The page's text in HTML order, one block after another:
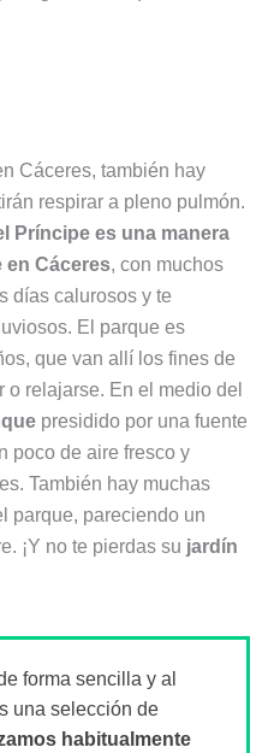
Cáceres, también hay
respirar a pleno pulmón.
Príncipe es una manera
en Cáceres, con muchos
días calurosos y te
El parque es
que van allí los fines de
o relajarse. En el medio del
presidido por una fuente
poco de aire fresco y
También hay muchas
parque, pareciendo un
¡Y no te pierdas su jardín
forma sencilla y al
una selección de
habitualmente